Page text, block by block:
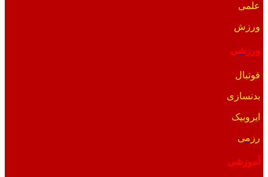
علمی
ورزش
ورزشی
فوتبال
بدنسازی
ایروبیک
رزمی
آموزشی